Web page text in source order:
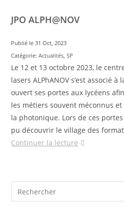
JPO ALPH@NOV
Publié le 31 Oct, 2023
Catégorie:Actualités,SP
Le 12 et 13 octobre 2023, le
lasers ALPhANOV s’est associé
ouvert ses portes aux lycéens
les métiers souvent méconnus
la photonique. Lors de ces
pu découvrir le village des
Continuer la lecture